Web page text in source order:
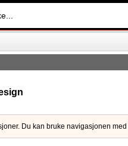
Du kan bruke navigasjonen